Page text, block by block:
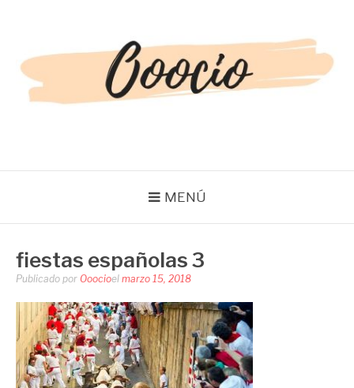
MENÚ
fiestas españolas 3
Publicado por Ooocioel marzo 15, 2018